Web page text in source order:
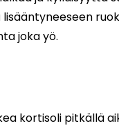
joka yö.
kortisoli pitkällä